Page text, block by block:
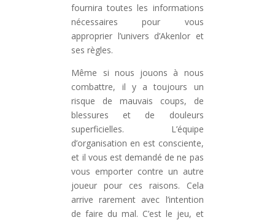
fournira toutes les informations
nécessaires pour vous
approprier l’univers d’Akenlor et
ses règles.
Même si nous jouons à nous
combattre, il y a toujours un
risque de mauvais coups, de
blessures et de douleurs
superficielles. L’équipe
d’organisation en est consciente,
et il vous est demandé de ne pas
vous emporter contre un autre
joueur pour ces raisons. Cela
arrive rarement avec l’intention
de faire du mal. C’est le jeu, et